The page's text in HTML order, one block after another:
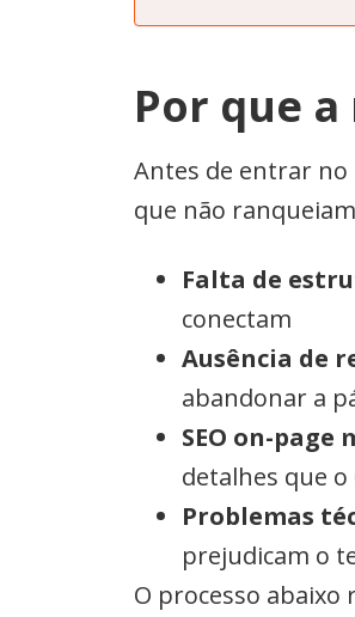
Por que
Antes de entrar no
que não
Falta de
conectam
Ausência de
abandonar a
SEO on-page
detalhes que
Problemas
prejudicam o
O processo abaixo